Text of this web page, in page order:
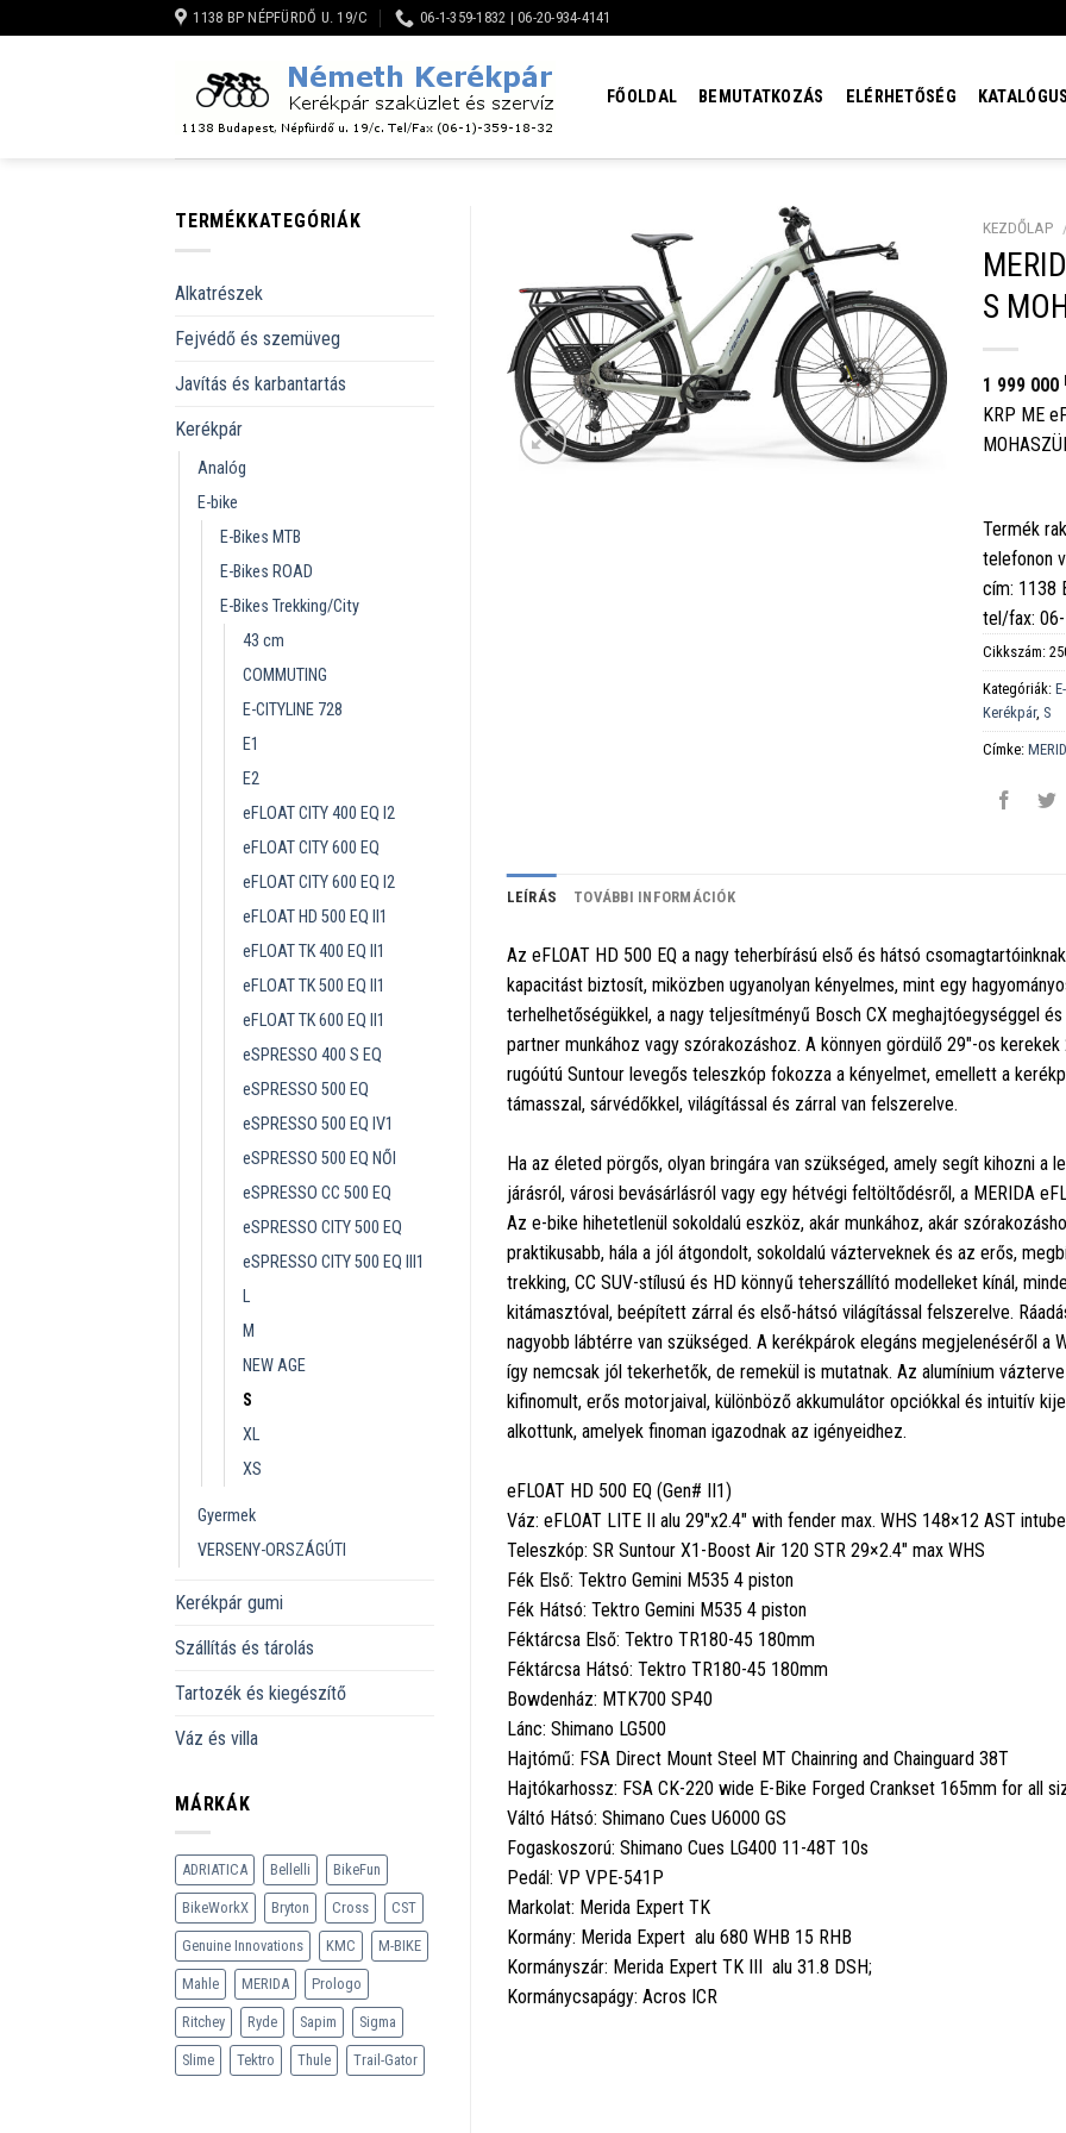
to
1138 BP NÉPFÜRDŐ U. 19/C 06-1-359-1832 | 06-20-934-4141
FŐOLDAL BEMUTATKOZÁS ELÉRHETŐSÉG
TERMÉKKATEGÓRIÁK
Alkatrészek
Fejvédő és szemüveg
Javítás és karbantartás
Kerékpár
Analóg
E-bike
E-Bikes MTB
E-Bikes ROAD
E-Bikes Trekking/City
43 cm
COMMUTING
E-CITYLINE 728
E1
E2
eFLOAT CITY 400 EQ I2
eFLOAT CITY 600 EQ
eFLOAT CITY 600 EQ I2
eFLOAT HD 500 EQ II1
eFLOAT TK 400 EQ II1
eFLOAT TK 500 EQ II1
eFLOAT TK 600 EQ II1
eSPRESSO 400 S EQ
eSPRESSO 500 EQ
eSPRESSO 500 EQ IV1
eSPRESSO 500 EQ NŐI
eSPRESSO CC 500 EQ
eSPRESSO CITY 500 EQ
eSPRESSO CITY 500 EQ III1
L
M
NEW AGE
S
XL
XS
Gyermek
VERSENY-ORSZÁGÚTI
Kerékpár gumi
Szállítás és tárolás
Tartozék és kiegészítő
Váz és villa
MÁRKÁK
ADRIATICA Bellelli BikeFun
BikeWorkX Bryton Cross CST
Genuine Innovations KMC M-BIKE
Mahle MERIDA Prologo
Ritchey Ryde Sapim Sigma
Slime Tektro Thule Trail-Gator
KEZDŐLAP
S
1 999 000
KRP ME
Termék
telefonon
cím: 1138
tel/fax:
Cikkszám:
Kategóriák:
Kerékpár, S
Címke:
LEÍRÁS TOVÁBBI INFORMÁCIÓK
Az eFLOAT HD 500 EQ a nagy teherbírású első és hátsó
kapacitást biztosít, miközben ugyanolyan kényelmes, mint egy
terhelhetőségükkel, a nagy teljesítményű Bosch CX meghajtóegységgel
partner munkához vagy szórakozáshoz. A könnyen gördülő 29"-os
rugóútú Suntour levegős teleszkóp fokozza a kényelmet, emellett a
támasszal, sárvédőkkel, világítással és zárral van felszerelve.
Ha az életed pörgős, olyan bringára van szükséged, amely segít kihozni a
járásról, városi bevásárlásról vagy egy hétvégi feltöltődésről, a MERIDA
Az e-bike hihetetlenül sokoldalú eszköz, akár munkához, akár
praktikusabb, hála a jól átgondolt, sokoldalú vázterveknek és az erős,
trekking, CC SUV-stílusú és HD könnyű teherszállító modelleket kínál,
kitámasztóval, beépített zárral és első-hátsó világítással felszerelve.
nagyobb lábtérre van szükséged. A kerékpárok elegáns megjelenéséről a
így nemcsak jól tekerhetők, de remekül is mutatnak. Az alumínium
kifinomult, erős motorjaival, különböző akkumulátor opciókkal és intuitív
alkottunk, amelyek finoman igazodnak az igényeidhez.
eFLOAT HD 500 EQ (Gen# II1)
Váz: eFLOAT LITE II alu 29"x2.4" with fender max. WHS 148×12 AST intube
Teleszkóp: SR Suntour X1-Boost Air 120 STR 29×2.4" max WHS
Fék Első: Tektro Gemini M535 4 piston
Fék Hátsó: Tektro Gemini M535 4 piston
Féktárcsa Első: Tektro TR180-45 180mm
Féktárcsa Hátsó: Tektro TR180-45 180mm
Bowdenház: MTK700 SP40
Lánc: Shimano LG500
Hajtómű: FSA Direct Mount Steel MT Chainring and Chainguard 38T
Hajtókarhossz: FSA CK-220 wide E-Bike Forged Crankset 165mm for all
Váltó Hátsó: Shimano Cues U6000 GS
Fogaskoszorú: Shimano Cues LG400 11-48T 10s
Pedál: VP VPE-541P
Markolat: Merida Expert TK
Kormány: Merida Expert alu 680 WHB 15 RHB
Kormányszár: Merida Expert TK III alu 31.8 DSH;
Kormánycsapágy: Acros ICR